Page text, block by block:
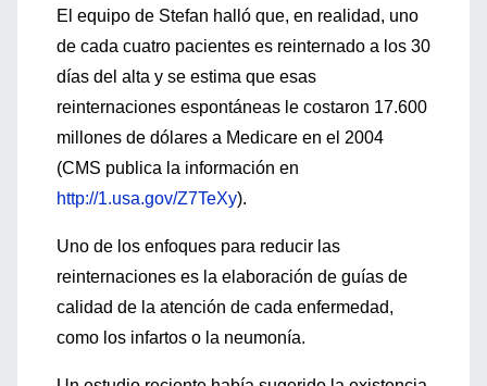
El equipo de Stefan halló que, en realidad, uno
de cada cuatro pacientes es reinternado a los 30
días del alta y se estima que esas
reinternaciones espontáneas le costaron 17.600
millones de dólares a Medicare en el 2004
(CMS publica la información en
http://1.usa.gov/Z7TeXy).
Uno de los enfoques para reducir las
reinternaciones es la elaboración de guías de
calidad de la atención de cada enfermedad,
como los infartos o la neumonía.